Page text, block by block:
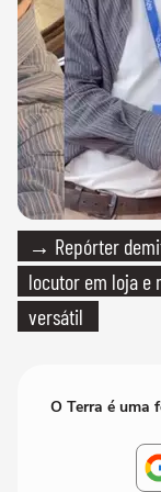
→ Repórter
locutor em loja e
versátil
O Terra é uma